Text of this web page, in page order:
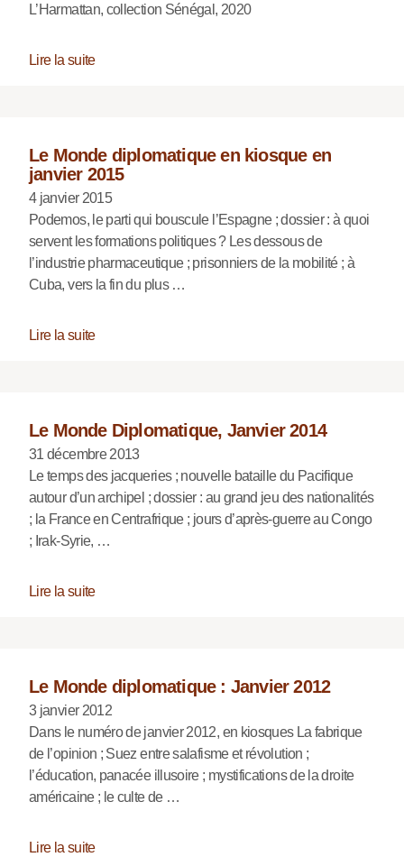
L’Harmattan, collection Sénégal, 2020
Lire la suite
Le Monde diplomatique en kiosque en
janvier 2015
4 janvier 2015
Podemos, le parti qui bouscule l’Espagne ; dossier : à quoi
servent les formations politiques ? Les dessous de
l’industrie pharmaceutique ; prisonniers de la mobilité ; à
Cuba, vers la fin du plus …
Lire la suite
Le Monde Diplomatique, Janvier 2014
31 décembre 2013
Le temps des jacqueries ; nouvelle bataille du Pacifique
autour d’un archipel ; dossier : au grand jeu des nationalités
; la France en Centrafrique ; jours d’après-guerre au Congo
; Irak-Syrie, …
Lire la suite
Le Monde diplomatique : Janvier 2012
3 janvier 2012
Dans le numéro de janvier 2012, en kiosques La fabrique
de l’opinion ; Suez entre salafisme et révolution ;
l’éducation, panacée illusoire ; mystifications de la droite
américaine ; le culte de …
Lire la suite